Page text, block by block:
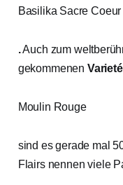
Basilika Sacre Coeur
.Auch zum
gekommenen Varieté
Moulin Rouge
sind es gerade mal
Flairs nennen viele